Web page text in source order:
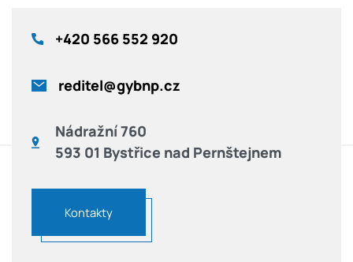
+420 566 552 920
reditel@gybnp.cz
Nádražní 760
593 01 Bystřice nad Pernštejnem
Kontakty